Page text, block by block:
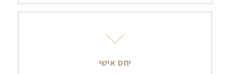
יחס אישי